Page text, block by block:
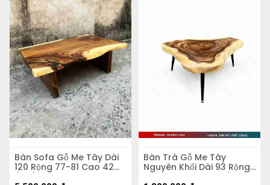
Bàn Sofa Gỗ Me Tây Dài
120 Rộng 77-81 Cao 42
(cm)
Bàn Trà Gỗ Me Tây
Nguyên Khối Dài 93 Rộng
70 Dày 6.2 Cao 36 (cm)